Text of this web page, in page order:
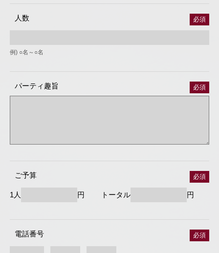
人数 必須
例) ○名～○名
パーティ趣旨 必須
ご予算 必須
1人 円 トータル 円
電話番号 必須